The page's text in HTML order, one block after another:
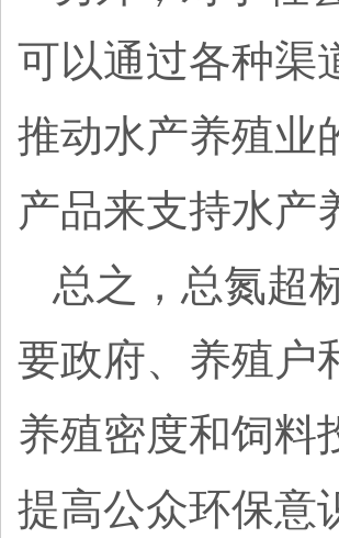
可以通过各种渠
推动水产养殖业
产品来支持水产
总之，总氮超
要政府、养殖户
养殖密度和饲料
提高公众环保意